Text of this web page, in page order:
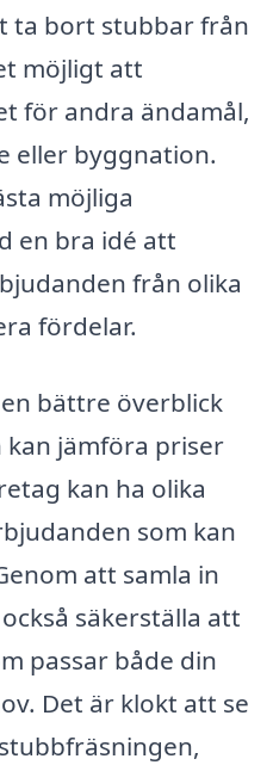
ta bort stubbar från
möjligt att
för andra ändamål,
eller byggnation.
möjliga
en bra idé att
från olika
fördelar.
bättre överblick
jämföra priser
kan ha olika
som kan
att samla in
säkerställa att
passar både din
Det är klokt att se